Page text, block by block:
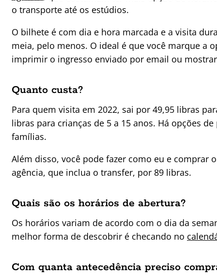
o transporte até os estúdios.
O bilhete é com dia e hora marcada e a visita
meia, pelo menos. O ideal é que você marque a
imprimir o ingresso enviado por email ou
Quanto custa?
Para quem visita em 2022, sai por 49,95 libras
libras para crianças de 5 a 15 anos. Há opções
famílias.
Além disso, você pode fazer como eu e comprar
agência, que inclua o transfer, por 89 libras.
Quais são os horários de abertura?
Os horários variam de acordo com o dia da
melhor forma de descobrir é checando no
Com quanta antecedência preciso